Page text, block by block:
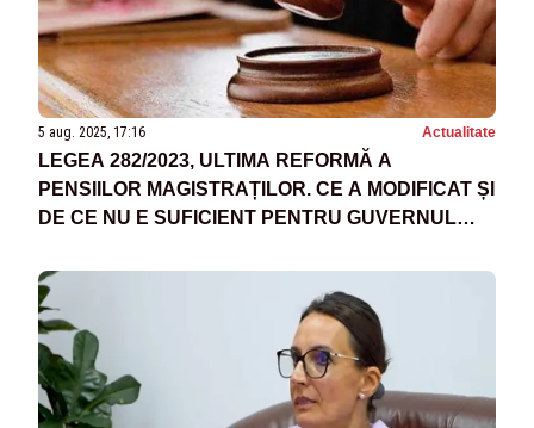
5 aug. 2025, 17:16 Actualitate
LEGEA 282/2023, ULTIMA REFORMĂ A
PENSIILOR MAGISTRAȚILOR. CE A MODIFICAT ȘI
DE CE NU E SUFICIENT PENTRU GUVERNUL